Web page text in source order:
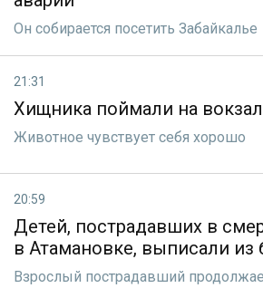
Он собирается посетить Забайкалье
21:31
Хищника поймали на
Животное чувствует себя хорошо
20:59
Детей, пострадавших в
в Атамановке, выписали из
Взрослый пострадавший